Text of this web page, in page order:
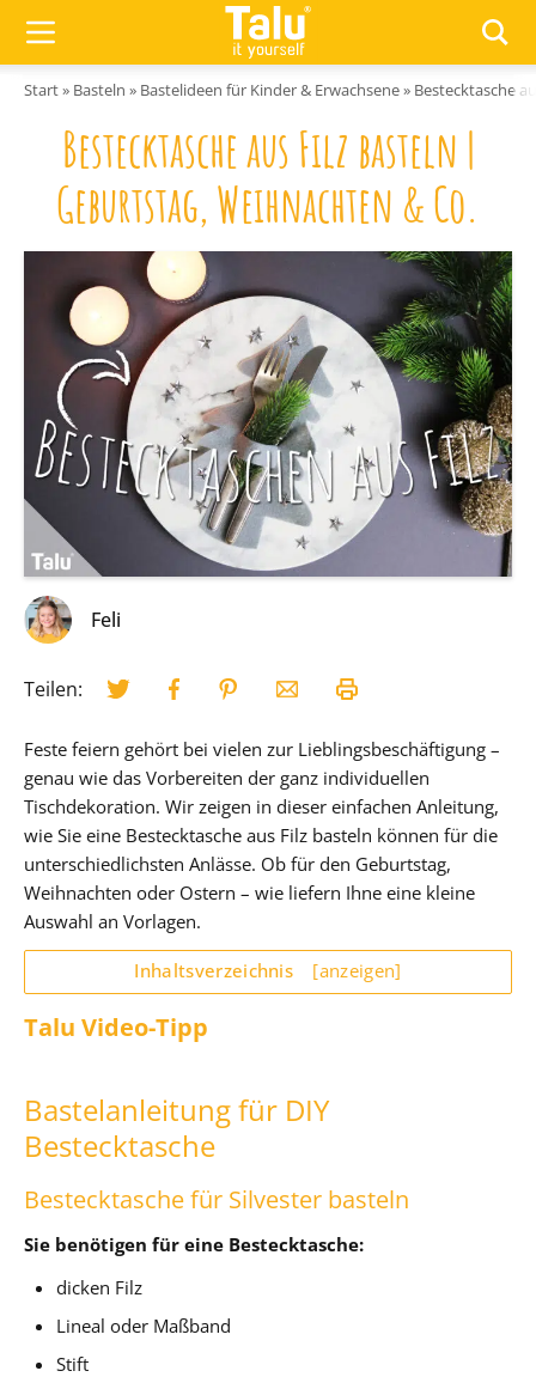
Start» Basteln » Bastelideen für Kinder & Erwachsene» Bestecktasche
Bestecktasche aus Filz basteln |
Geburtstag, Weihnachten & Co.
Feli
Teilen:
Feste feiern gehört bei vielen zur Lieblingsbeschäftigung –
genau wie das Vorbereiten der ganz individuellen
Tischdekoration. Wir zeigen in dieser einfachen Anleitung,
wie Sie eine Bestecktasche aus Filz basteln können für die
unterschiedlichsten Anlässe. Ob für den Geburtstag,
Weihnachten oder Ostern – wie liefern Ihne eine kleine
Auswahl an Vorlagen.
Inhaltsverzeichnis [anzeigen]
Talu Video-Tipp
Bastelanleitung für DIY
Bestecktasche
Bestecktasche für Silvester basteln
Sie benötigen für eine Bestecktasche:
dicken Filz
Lineal oder Maßband
Stift